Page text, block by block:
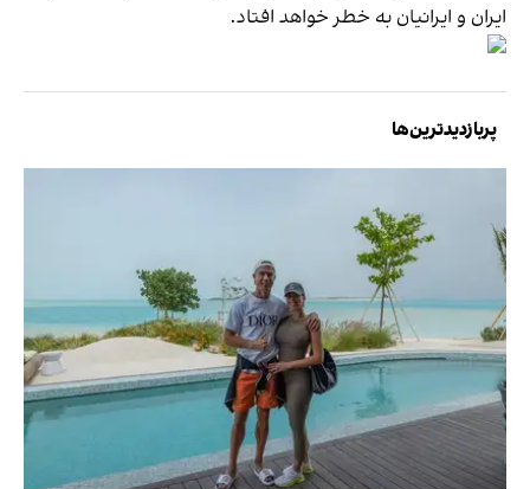
ایران و ایرانیان به خطر خواهد افتاد.
پربازدیدترین‌ها